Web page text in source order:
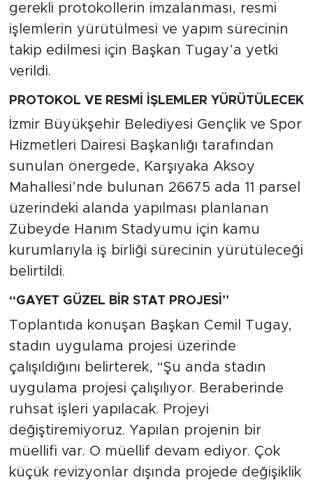
gerekli protokollerin imzalanması, resmi
işlemlerin yürütülmesi ve yapım sürecinin
takip edilmesi için Başkan Tugay’a yetki
verildi.
PROTOKOL VE RESMİ İŞLEMLER YÜRÜTÜLECEK
İzmir Büyükşehir Belediyesi Gençlik ve Spor
Hizmetleri Dairesi Başkanlığı tarafından
sunulan önergede, Karşıyaka Aksoy
Mahallesi’nde bulunan 26675 ada 11 parsel
üzerindeki alanda yapılması planlanan
Zübeyde Hanım Stadyumu için kamu
kurumlarıyla iş birliği sürecinin yürütüleceği
belirtildi.
“GAYET GÜZEL BİR STAT PROJESİ”
Toplantıda konuşan Başkan Cemil Tugay,
stadın uygulama projesi üzerinde
çalışıldığını belirterek, “Şu anda stadın
uygulama projesi çalışılıyor. Beraberinde
ruhsat işleri yapılacak. Projeyi
değiştiremiyoruz. Yapılan projenin bir
müellifi var. O müellif devam ediyor. Çok
küçük revizyonlar dışında projede değişiklik